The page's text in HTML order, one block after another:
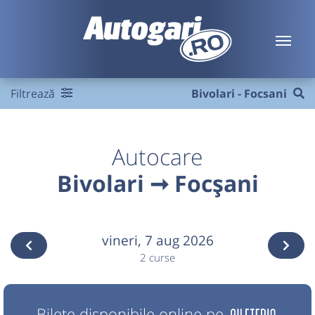
Filtrează Bivolari - Focsani
Autocare
Bivolari ➞ Focșani
vineri, 7 aug 2026
2 curse